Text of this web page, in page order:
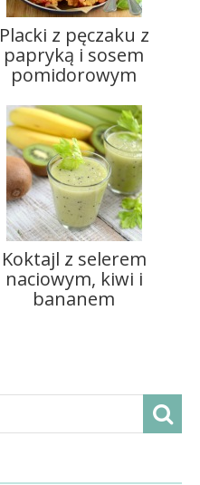
Placki z pęczaku z
papryką i sosem
pomidorowym
Koktajl z selerem
naciowym, kiwi i
bananem